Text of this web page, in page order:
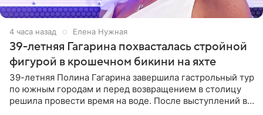
4 часа назад Елена Нужная
39-летняя Гагарина похвасталась стройной
фигурой в крошечном бикини на яхте
39-летняя Полина Гагарина завершила гастрольный тур
по южным городам и перед возвращением в столицу
решила провести время на воде. После выступлений в